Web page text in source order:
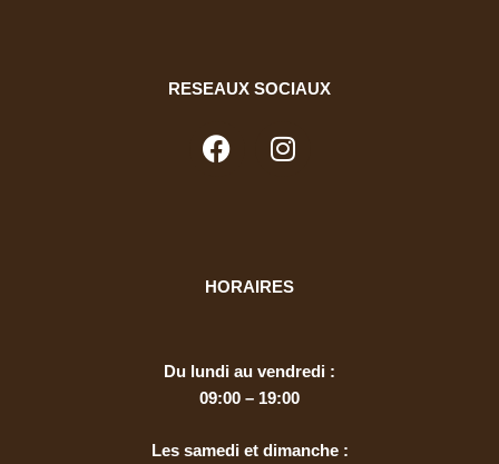
RESEAUX SOCIAUX
F
a
o
o
I
n
g
r
HORAIRES
Du lundi au vendredi :
09:00 – 19:00
Les samedi et dimanche :